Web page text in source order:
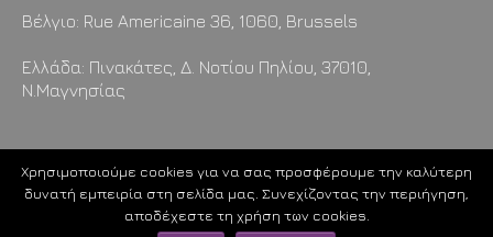
Βέλγιο: Rue Americaine 36, 1060, Brussels
Ελλάδα: Πινακάτες, Δ. Νοτίου Πηλίου, 37010,
Ν.Μαγνησίας
Designed and developed byWebEssent ials Όροι Χρήσης
Χρησιμοποιούμε cookies για να σας προσφέρουμε την καλύτερη
δυνατή εμπειρία στη σελίδα μας. Συνεχίζοντας την περιήγηση,
αποδέχεστε τη χρήση των cookies.